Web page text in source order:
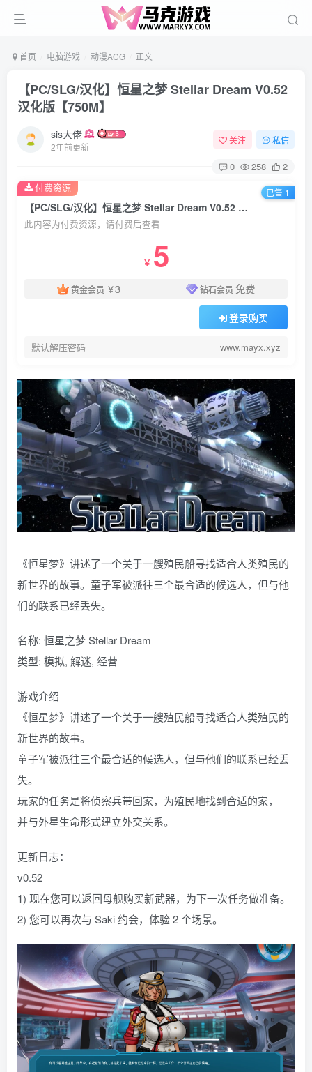
首页 电脑游戏 动漫ACG 正文
【PC/SLG/汉化】恒星之梦 Stellar Dream V0.52
汉化版【750M】
sis大佬
2年前更新
关注 私信
0 258 2
【PC/SLG/汉化】恒星之梦 Stellar Dream V0.52 汉化版【750M】
此内容为付费资源，请付费后查看
￥ 5
黄金会员 ￥3 钻石会员 免费
登录购买
默认解压密码 www.mayx.xyz
付费资源 已售 1
《恒星梦》讲述了一个关于一艘殖民船寻找适合人类殖民的
新世界的故事。童子军被派往三个最合适的候选人，但与他
们的联系已经丢失。
名称: 恒星之梦 Stellar Dream
类型: 模拟, 解迷, 经营
游戏介绍
《恒星梦》讲述了一个关于一艘殖民船寻找适合人类殖民的
新世界的故事。
童子军被派往三个最合适的候选人，但与他们的联系已经丢
失。
玩家的任务是将侦察兵带回家，为殖民地找到合适的家，
并与外星生命形式建立外交关系。
更新日志：
v0.52
1) 现在您可以返回母舰购买新武器，为下一次任务做准备。
2) 您可以再次与 Saki 约会，体验 2 个场景。